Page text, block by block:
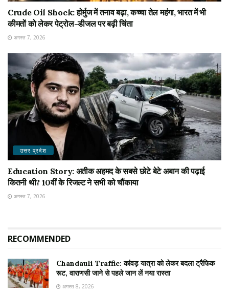
Crude Oil Shock: होर्मुज में तनाव बढ़ा, कच्चा तेल महंगा, भारत में भी
कीमतों को लेकर पेट्रोल-डीजल पर बढ़ी चिंता
अगस्त 7, 2026
उत्तर प्रदेश
Education Story: अतीक अहमद के सबसे छोटे बेटे अबान की पढ़ाई
कितनी थी? 10वीं के रिजल्ट ने सभी को चौंकाया
अगस्त 7, 2026
RECOMMENDED
Chandauli Traffic: कांवड़ यात्रा को लेकर बदला ट्रैफिक
रूट, वाराणसी जाने से पहले जान लें नया रास्ता
अगस्त 8, 2026